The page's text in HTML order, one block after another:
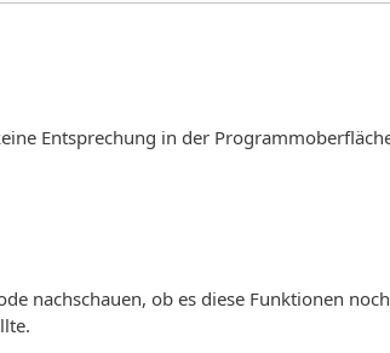
Entsprechung in der
nachschauen, ob es diese Funktionen